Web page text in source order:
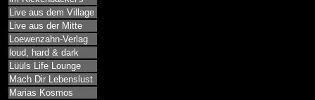
Live aus dem Village
Live aus der Mitte
Loewenzahn-Verlag
loud, hard & dark
Lüüls Life Lounge
Mach Dir Lebenslust
Marias Kosmos